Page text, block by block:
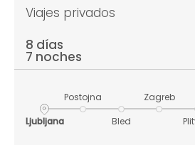
Viajes privados
8 días
7 noches
Ljubljana
Postojna
Bled
Zagreb